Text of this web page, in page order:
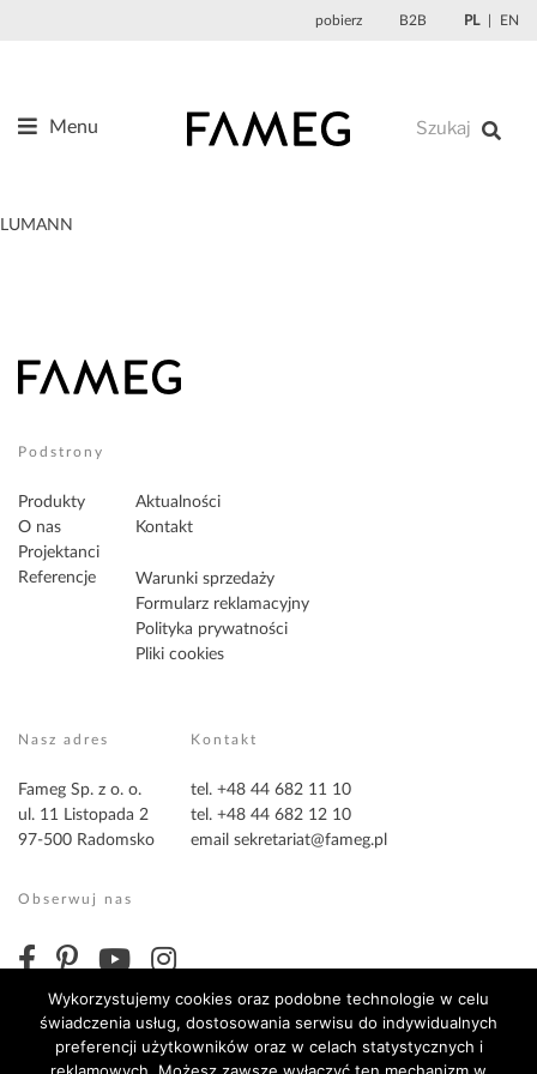
pobierz B2B PL EN
Menu
Kontakt
LUMANN
Podstrony
Produkty
O nas
Projektanci
Referencje
Aktualności
Kontakt
Warunki sprzedaży
Formularz reklamacyjny
Polityka prywatności
Pliki cookies
Nasz adres
Fameg Sp. z o. o.
ul. 11 Listopada 2
97-500 Radomsko
Kontakt
tel. +48 44 682 11 10
tel. +48 44 682 12 10
email sekretariat@fameg.pl
Obserwuj nas
Wykorzystujemy cookies oraz podobne technologie w celu
świadczenia usług, dostosowania serwisu do indywidualnych
preferencji użytkowników oraz w celach statystycznych i